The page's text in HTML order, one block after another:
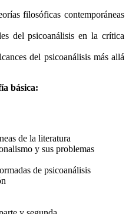
filosóficas contemporáneas
del psicoanálisis en la crítica
del psicoanálisis más allá
básica:
de la literatura
y sus problemas
de psicoanálisis